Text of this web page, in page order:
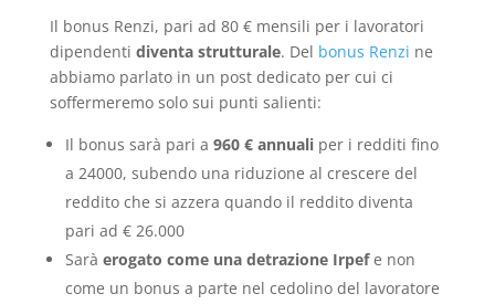
Il bonus Renzi, pari ad 80 € mensili per i lavoratori
dipendenti diventa strutturale. Del bonus Renzi ne
abbiamo parlato in un post dedicato per cui ci
soffermeremo solo sui punti salienti:
Il bonus sarà pari a 960 € annuali per i redditi fino
a 24000, subendo una riduzione al crescere del
reddito che si azzera quando il reddito diventa
pari ad € 26.000
Sarà erogato come una detrazione Irpefe non
come un bonus a parte nel cedolino del lavoratore